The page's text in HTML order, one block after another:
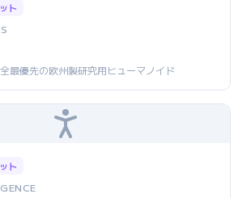
ト
最優先の欧州製研究用ヒューマノイド
ト